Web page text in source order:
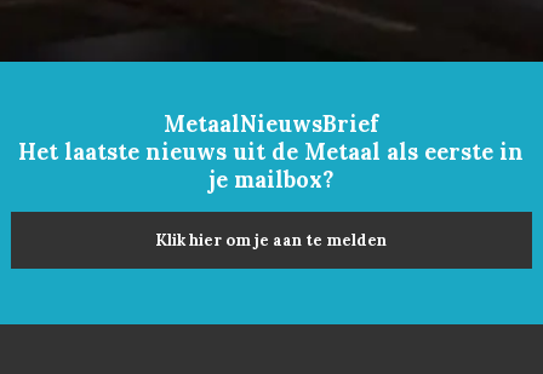
MetaalNieuwsBrief
Het laatste nieuws uit de Metaal als eerste in
je mailbox?
Klik hier om je aan te melden